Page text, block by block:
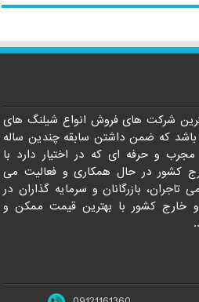
شرکت های فروش انواع شیلنگ های
که ضمن داشتن سابقه چندین ساله
و حرفه ای که در اختیار دارد با
کشور در حال همکاری و فعالیت می
بازرگانان و سرمایه گذاران در
خارج کشور با بهترین قیمت ممکن و